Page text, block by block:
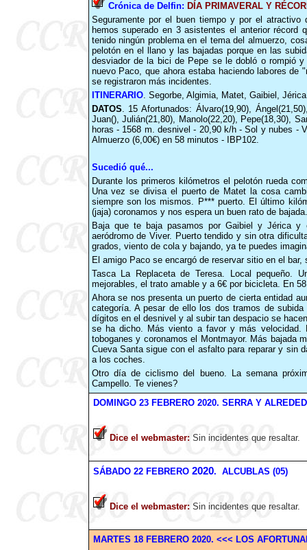
Crónica de Delfin: DÍA PRIMAVERAL Y
Seguramente por el buen tiempo y por el
hemos superado en 3 asistentes el anterior
tenido ningún problema en el tema del almuerzo,
pelotón en el llano y las bajadas porque en las
desviador de la bici de Pepe se le dobló o rompió
nuevo Paco, que ahora estaba haciendo labores
se registraron más incidentes.
ITINERARIO. Segorbe, Algimia, Matet, Gaibiel,
DATOS. 15 Afortunados: Álvaro(19,90),
Juan(), Julián(21,80), Manolo(22,20), Pepe(18,30),
horas - 1568 m. desnivel - 20,90 k/h - Sol y nubes -
Almuerzo (6,00€) en 58 minutos - IBP102.
Sucedió qué...
Durante los primeros kilómetros el pelotón rueda
Una vez se divisa el puerto de Matet la cosa
siempre son los mismos. P*** puerto. El último
(jaja) coronamos y nos espera un buen rato de bajada.
Baja que te baja pasamos por Gaibiel y Jérica y
aeródromo de Viver. Puerto tendido y sin otra
grados, viento de cola y bajando, ya te puedes
El amigo Paco se encargó de reservar sitio en el
Tasca La Replaceta de Teresa. Local pequeño.
mejorables, el trato amable y a 6€ por bicicleta. En
Ahora se nos presenta un puerto de cierta entidad
categoría. A pesar de ello los dos tramos de
dígitos en el desnivel y al subir tan despacio se
se ha dicho. Más viento a favor y más
toboganes y coronamos el Montmayor. Más bajada
Cueva Santa sigue con el asfalto para reparar y sin
a los coches.
Otro día de ciclismo del bueno. La semana
Campello. Te vienes?
DOMINGO 23 FEBRERO 2020. SERRA Y
Dice el webmaster: Sin incidentes que resaltar.
SÁBADO22FEBRERO 2020. ALCUBLAS (05)
Dice el webmaster: Sin incidentes que resaltar.
MARTES 18FEBRERO 2020. <<< LOS